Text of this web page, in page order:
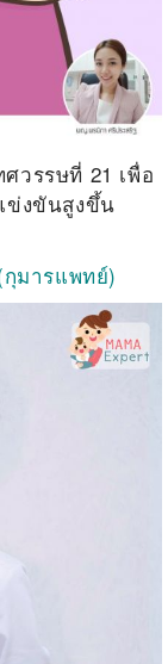
วรรษที่ 21 เพื่อ
ข่งขันสูงขึ้น
มารแพทย์)